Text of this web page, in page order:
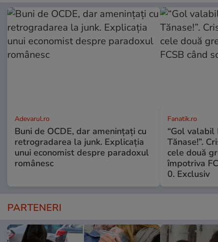
Adevarul.ro
Buni de OCDE, dar amenințați cu
retrogradarea la junk. Explicația
unui economist despre paradoxul
românesc
Fanatik.ro
“Gol
Tănase!”.
cele două
împotriva
0. Exclusiv
PARTENERI